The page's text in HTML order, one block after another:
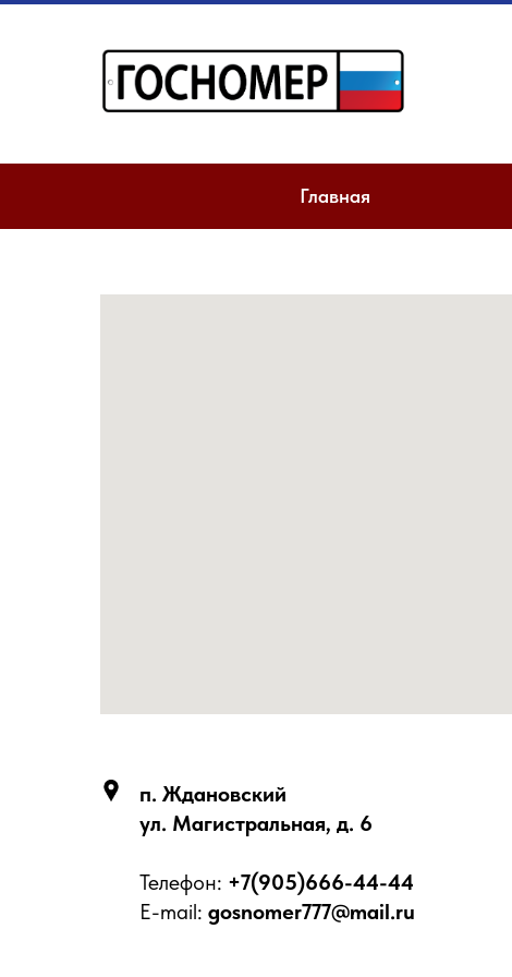
Главная
п. Ждановский
ул. Магистральная, д. 6
Телефон: +7(905)666-44-44
E-mail: gosnomer777@mail.ru